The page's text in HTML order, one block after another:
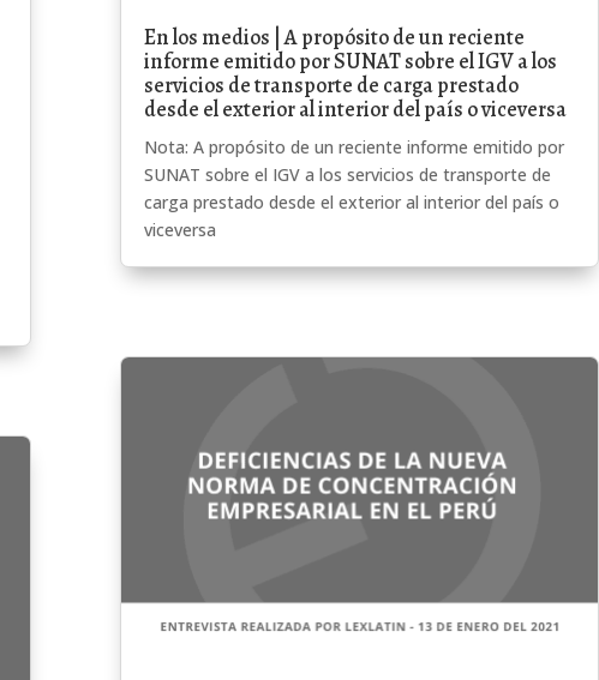
En los medios | A propósito de un reciente
informe emitido por SUNAT sobre el IGV a los
servicios de transporte de carga prestado
desde el exterior al interior del país o viceversa
Nota: A propósito de un reciente informe emitido por
SUNAT sobre el IGV a los servicios de transporte de
carga prestado desde el exterior al interior del país o
viceversa